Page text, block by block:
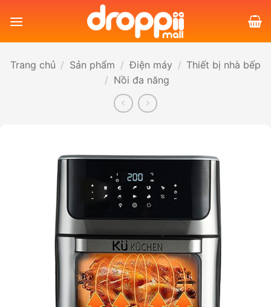
qua
Trang chủ / Sản phẩm / Điện máy / Thiết bị nhà bếp
/ Nồi đa năng